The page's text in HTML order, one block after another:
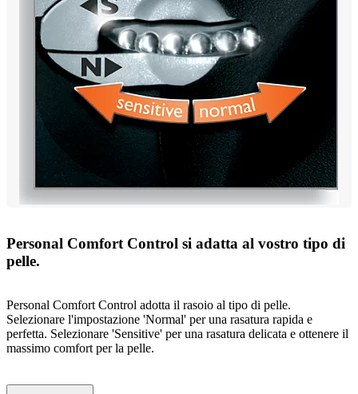
Personal Comfort Control si adatta al vostro tipo di
pelle.
Personal Comfort Control adotta il rasoio al tipo di pelle.
Selezionare l'impostazione 'Normal' per una rasatura rapida e
perfetta. Selezionare 'Sensitive' per una rasatura delicata e ottenere il
massimo comfort per la pelle.